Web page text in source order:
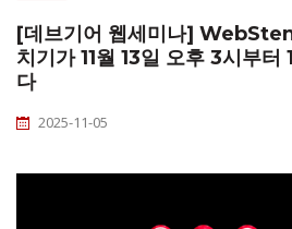
[데브기어 웹세미나]
치기가 11월 13일 오후 3시부터
다
2025-11-05